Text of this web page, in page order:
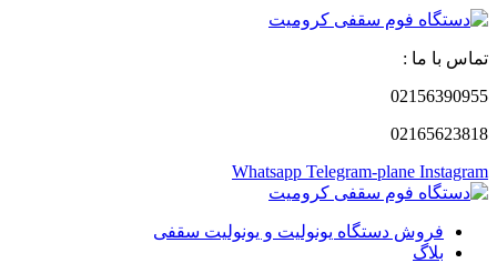
تماس با ما :
02156390955
02165623818
Whatsapp Telegram-plane Instagram
فروش دستگاه یونولیت و یونولیت سقفی
بلاگ